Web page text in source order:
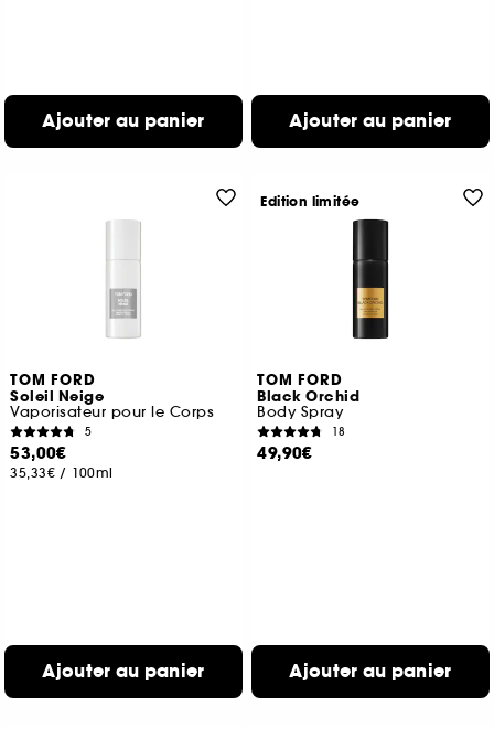
Ajouter au panier Ajouter au panier
TOM FORD
Soleil Neige
Vaporisateur pour le Corps
5
53,00€
35,33€ / 100ml
Ajouter au panier
TOM FORD
Black Orchid
Body Spray
18
49,90€
Ajouter au panier
Edition limitée